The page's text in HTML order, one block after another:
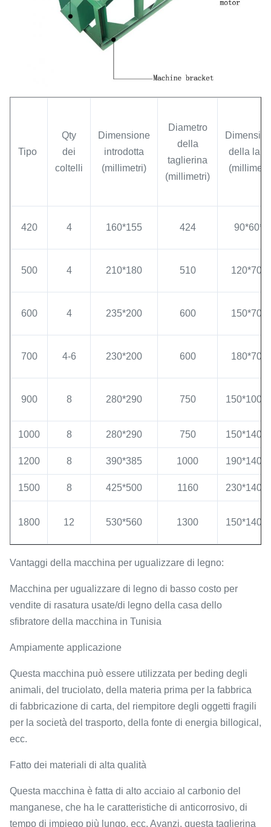
Tipo
Qty
dei
coltelli
Dimensione
introdotta
(millimetri)
Diametro
della
taglierina
(millimetri)
della
420 4 160*155 424 90*60*8
500 4 210*180 510 120*70*8
600 4 235*200 600 150*70*8
700 4-6 230*200 600 180*70*8
900 8 280*290 750
1000 8 280*290 750
1200 8 390*385 1000
1500 8 425*500 1160
1800 12 530*560 1300
Vantaggi della macchina per ugualizzare di legno:
Macchina per ugualizzare di legno di basso costo per
vendite di rasatura usate/di legno della casa dello
sfibratore della macchina in Tunisia
Ampiamente applicazione
Questa macchina può essere utilizzata per beding degli
animali, del truciolato, della materia prima per la fabbrica
di fabbricazione di carta, del riempitore degli oggetti fragili
per la società del trasporto, della fonte di energia billogical,
ecc.
Fatto dei materiali di alta qualità
Questa macchina è fatta di alto acciaio al carbonio del
manganese, che ha le caratteristiche di anticorrosivo, di
tempo di impiego più lungo, ecc. Avanzi, questa taglierina